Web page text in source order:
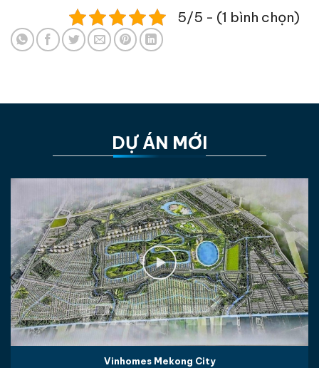
5/5 - (1 bình chọn)
DỰ ÁN MỚI
Vinhomes Mekong City